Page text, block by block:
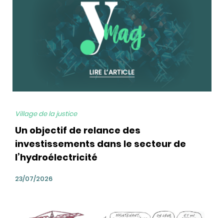
Village de la justice
Un objectif de relance des
investissements dans le secteur de
l’hydroélectricité
23/07/2026